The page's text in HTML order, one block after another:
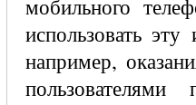
мобильного
использовать
например,